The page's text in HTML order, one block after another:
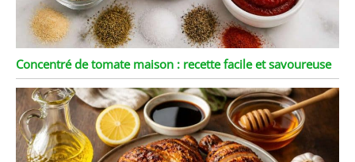
Concentré de tomate maison : recette facile et savoureuse